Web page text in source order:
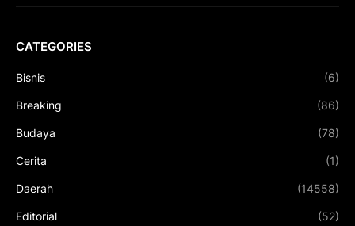
CATEGORIES
Bisnis (6)
Breaking (86)
Budaya (78)
Cerita (1)
Daerah (14558)
Editorial (52)